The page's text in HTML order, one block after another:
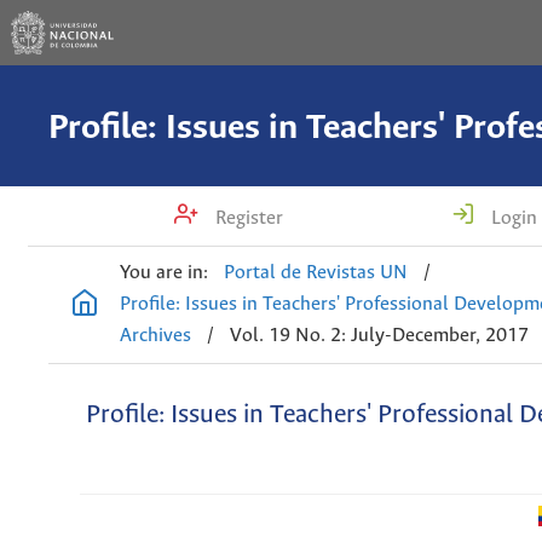
Register Login
You are in: Portal de Revistas UN
/
Profile: Issues in Teachers' Professional
Archives
/ Vol. 19 No. 2: July-December, 2017
Profile: Issues in Teachers' Professional